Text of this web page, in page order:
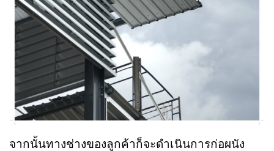
จากนั้นทางช่างของลูกค้าก็จะดำเนินการก่อผนัง